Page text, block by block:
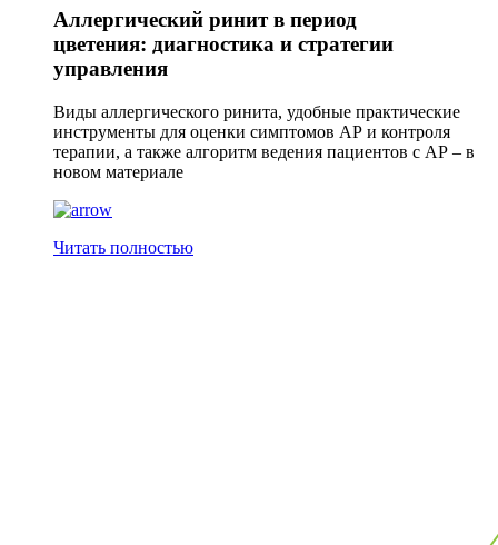
Аллергический ринит в период
цветения: диагностика и стратегии
управления
Виды аллергического ринита, удобные практические
инструменты для оценки симптомов АР и контроля
терапии, а также алгоритм ведения пациентов с АР – в
новом материале
Читать полностью